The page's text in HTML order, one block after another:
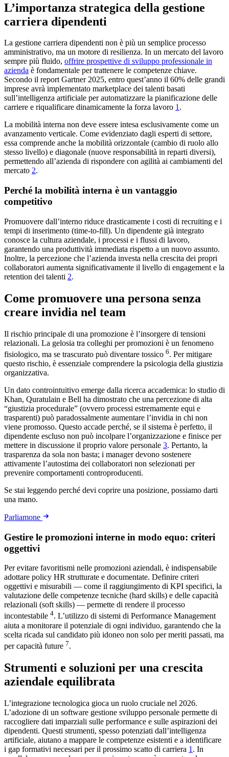
L’importanza strategica della gestione
carriera dipendenti
La gestione carriera dipendenti non è più un semplice processo
amministrativo, ma un motore di resilienza. In un mercato del lavoro
sempre più fluido, offrire prospettive di sviluppo professionale in
azienda è fondamentale per trattenere le competenze chiave.
Secondo il report Gartner 2025, entro quest’anno il 60% delle grandi
imprese avrà implementato marketplace dei talenti basati
sull’intelligenza artificiale per automatizzare la pianificazione delle
carriere e riqualificare dinamicamente la forza lavoro 1.
La mobilità interna non deve essere intesa esclusivamente come un
avanzamento verticale. Come evidenziato dagli esperti di settore,
essa comprende anche la mobilità orizzontale (cambio di ruolo allo
stesso livello) e diagonale (nuove responsabilità in reparti diversi),
permettendo all’azienda di rispondere con agilità ai cambiamenti del
mercato 2.
Perché la mobilità interna è un vantaggio
competitivo
Promuovere dall’interno riduce drasticamente i costi di recruiting e i
tempi di inserimento (time-to-fill). Un dipendente già integrato
conosce la cultura aziendale, i processi e i flussi di lavoro,
garantendo una produttività immediata rispetto a un nuovo assunto.
Inoltre, la percezione che l’azienda investa nella crescita dei propri
collaboratori aumenta significativamente il livello di engagement e la
retention dei talenti 2.
Come promuovere una persona senza
creare invidia nel team
Il rischio principale di una promozione è l’insorgere di tensioni
relazionali. La gelosia tra colleghi per promozioni è un fenomeno
fisiologico, ma se trascurato può diventare tossico 6. Per mitigare
questo rischio, è essenziale comprendere la psicologia della giustizia
organizzativa.
Un dato controintuitivo emerge dalla ricerca accademica: lo studio di
Khan, Quratulain e Bell ha dimostrato che una percezione di alta
“giustizia procedurale” (ovvero processi estremamente equi e
trasparenti) può paradossalmente aumentare l’invidia in chi non
viene promosso. Questo accade perché, se il sistema è perfetto, il
dipendente escluso non può incolpare l’organizzazione e finisce per
mettere in discussione il proprio valore personale 3. Pertanto, la
trasparenza da sola non basta; i manager devono sostenere
attivamente l’autostima dei collaboratori non selezionati per
prevenire comportamenti controproducenti.
Se stai leggendo perché devi coprire una posizione, possiamo darti
una mano.
Parliamone
Gestire le promozioni interne in modo equo: criteri
oggettivi
Per evitare favoritismi nelle promozioni aziendali, è indispensabile
adottare policy HR strutturate e documentate. Definire criteri
oggettivi e misurabili — come il raggiungimento di KPI specifici, la
valutazione delle competenze tecniche (hard skills) e delle capacità
relazionali (soft skills) — permette di rendere il processo
incontestabile 4. L’utilizzo di sistemi di Performance Management
aiuta a monitorare il potenziale di ogni individuo, garantendo che la
scelta ricada sul candidato più idoneo non solo per meriti passati, ma
per capacità future 7.
Strumenti e soluzioni per una crescita
aziendale equilibrata
L’integrazione tecnologica gioca un ruolo cruciale nel 2026.
L’adozione di un software gestione sviluppo personale permette di
raccogliere dati imparziali sulle performance e sulle aspirazioni dei
dipendenti. Questi strumenti, spesso potenziati dall’intelligenza
artificiale, aiutano a mappare le competenze esistenti e a identificare
i gap formativi necessari per il prossimo scatto di carriera 1 . In